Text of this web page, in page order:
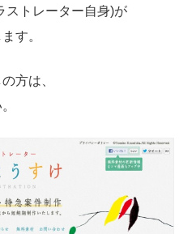
ストレーター自身)が
す。
方は、